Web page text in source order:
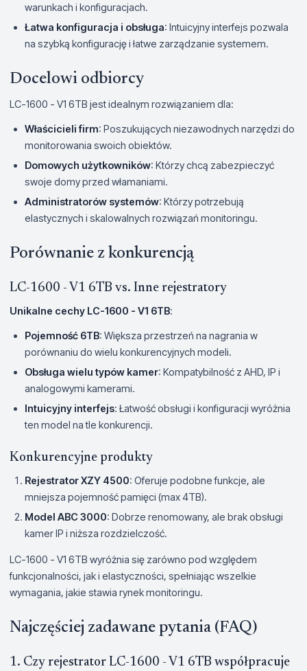
warunkach i konfiguracjach.
Łatwa konfiguracja i obsługa: Intuicyjny interfejs pozwala
na szybką konfigurację i łatwe zarządzanie systemem.
Docelowi odbiorcy
LC-1600 - V1 6TB jest idealnym rozwiązaniem dla:
Właścicieli firm: Poszukujących niezawodnych narzędzi do
monitorowania swoich obiektów.
Domowych użytkowników: Którzy chcą zabezpieczyć
swoje domy przed włamaniami.
Administratorów systemów: Którzy potrzebują
elastycznych i skalowalnych rozwiązań monitoringu.
Porównanie z konkurencją
LC-1600 - V1 6TB vs. Inne rejestratory
Unikalne cechy LC-1600 - V1 6TB:
Pojemność 6TB: Większa przestrzeń na nagrania w
porównaniu do wielu konkurencyjnych modeli.
Obsługa wielu typów kamer: Kompatybilność z AHD, IP i
analogowymi kamerami.
Intuicyjny interfejs: Łatwość obsługi i konfiguracji wyróżnia
ten model na tle konkurencji.
Konkurencyjne produkty
Rejestrator XZY 4500: Oferuje podobne funkcje, ale
mniejsza pojemność pamięci (max 4TB).
Model ABC 3000: Dobrze renomowany, ale brak obsługi
kamer IP i niższa rozdzielczość.
LC-1600 - V1 6TB wyróżnia się zarówno pod względem
funkcjonalności, jak i elastyczności, spełniając wszelkie
wymagania, jakie stawia rynek monitoringu.
Najczęściej zadawane pytania (FAQ)
1. Czy rejestrator LC-1600 - V1 6TB współpracuje